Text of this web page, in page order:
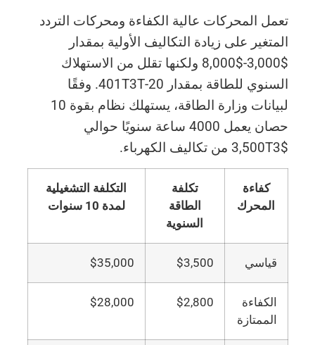
تعمل المحركات عالية الكفاءة ومحركات التردد
المتغير على زيادة التكاليف الأولية بمقدار
$3,000-$8,000 ولكنها تقلل من الاستهلاك
السنوي للطاقة بمقدار 20-401T3T. وفقًا
لبيانات وزارة الطاقة، يستهلك نظام بقوة 10
حصان يعمل 4000 ساعة سنويًا حوالي
كفاءة
المحرك
تكلفة
الطاقة
السنوية
التكلفة التشغيلية
لمدة 10 سنوات
قياسي $3,500
$35,000
الكفاءة
الممتازة
$2,800
$28,000